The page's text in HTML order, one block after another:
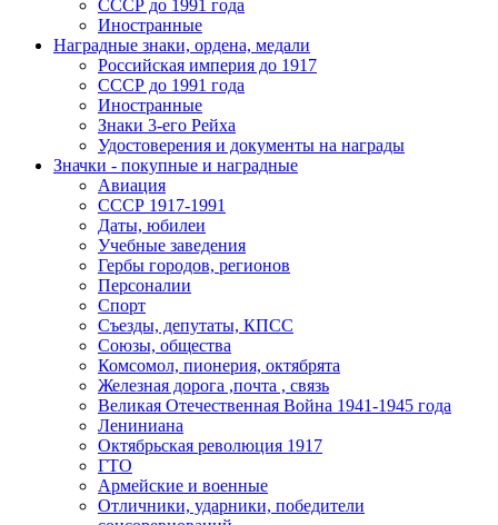
СССР до 1991 года
Иностранные
Наградные знаки, ордена, медали
Российская империя до 1917
СССР до 1991 года
Иностранные
Знаки 3-его Рейха
Удостоверения и документы на награды
Значки - покупные и наградные
Авиация
СССР 1917-1991
Даты, юбилеи
Учебные заведения
Гербы городов, регионов
Персоналии
Спорт
Съезды, депутаты, КПСС
Союзы, общества
Комсомол, пионерия, октябрята
Железная дорога ,почта , связь
Великая Отечественная Война 1941-1945 года
Лениниана
Октябрьская революция 1917
ГТО
Армейские и военные
Отличники, ударники, победители